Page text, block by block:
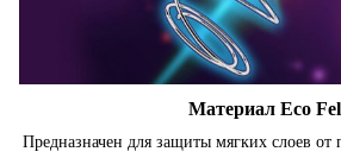
Материал Eco
Предназначен для защиты мягких слоев